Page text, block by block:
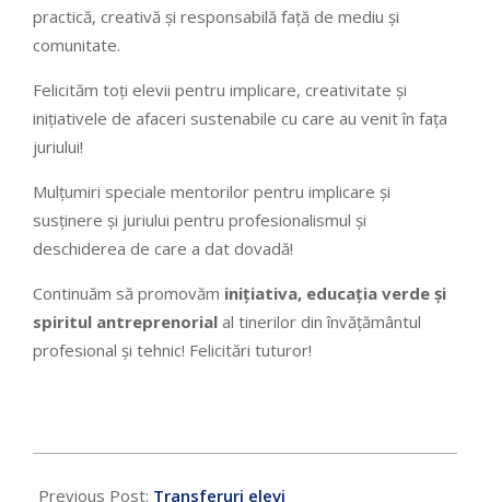
practică, creativă și responsabilă față de mediu și
comunitate.
Felicităm toți elevii pentru implicare, creativitate și
inițiativele de afaceri sustenabile cu care au venit în fața
juriului!
Mulțumiri speciale mentorilor pentru implicare și
susținere și juriului pentru profesionalismul și
deschiderea de care a dat dovadă!
Continuăm să promovăm inițiativa, educația verde și
spiritul antreprenorial al tinerilor din învățământul
profesional și tehnic! Felicitări tuturor!
Previous Post: Transferuri elevi